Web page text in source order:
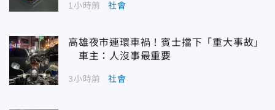
1小時前 社會
高雄夜市連環車禍！賓士擋下「重大事故」
車主：人沒事最重要
3小時前 社會